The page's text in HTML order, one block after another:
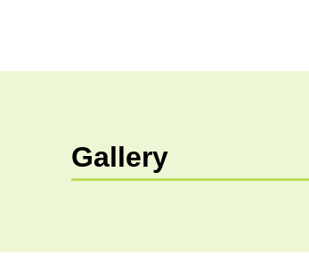
Gallery